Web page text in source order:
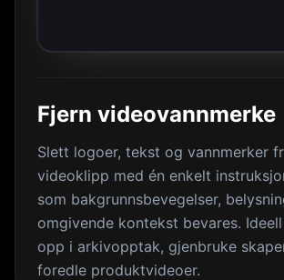
Fjern videovannmerke
Slett logoer, tekst og vannmerker
videoklipp med én enkelt
som bakgrunnsbevegelser,
omgivende kontekst bevares.
opp i arkivopptak, gjenbruke
foredle produktvideoer.